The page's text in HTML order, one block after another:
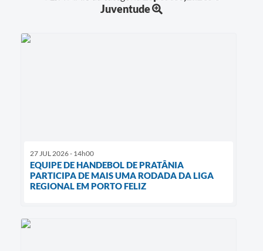
Juventude
27 JUL 2026 - 14h00
EQUIPE DE HANDEBOL DE PRATÂNIA
PARTICIPA DE MAIS UMA RODADA DA LIGA
REGIONAL EM PORTO FELIZ